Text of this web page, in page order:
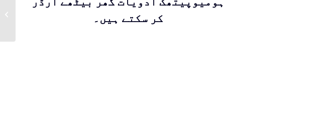
کر سکتے ہیں۔